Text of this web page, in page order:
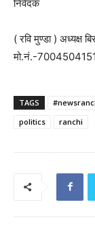
निवेदक
( रवि मुण्डा ) अध्यक्ष
मो.नं.-7004504151
TAGS
politics
ranchi